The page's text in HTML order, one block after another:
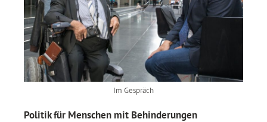
Im Gespräch
Politik für Menschen mit Behinderungen